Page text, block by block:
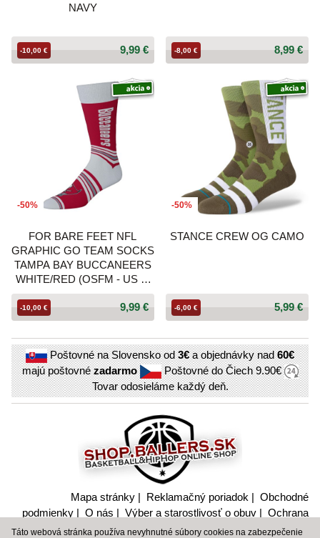
NAVY
9,99 €
-10,00 € 8,99 €
-8,00 €
-50%
FOR BARE FEET NFL
GRAPHIC GO TEAM SOCKS
TAMPA BAY BUCCANEERS
WHITE/RED (OSFM - US 5-
12 / USW 6-11)
9,99 €
-10,00 €
-50%
STANCE CREW OG CAMO
5,99 €
-6,00 €
Poštovné na Slovensko od3€a objednávky nad60€
majú poštovnézadarmo Poštovné do Čiech9.90€
Tovar odosieláme každý deň.
Mapa stránky | Reklamačný poriadok | Obchodné
podmienky | O nás | Výber a starostlivosť o obuv | Ochrana
súkromia a nakladanie s citlivými údajmi
Táto webová stránka používa nevyhnutné súbory cookies na zabezpečenie